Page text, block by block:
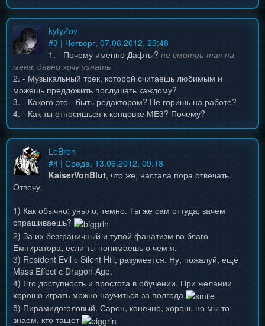
kytyZov
#3 | Четверг, 07.06.2012, 23:48
1. - Почему именно Дафты? не смотри так на
меня, давно хочу узнать
2. - Музыкальный трек, которой считаешь любимым и
можешь предложить послушать каждому?
3. - Какого это - быть редактором? Не горишь на работе?
4. - Как ты относишься к концовке МЕ3? Почему?
LeBron
#4 | Среда, 13.06.2012, 09:18
KaiserVonBlut, что же, настала пора отвечать.
Отвечу.
1) Как обычно: уныло, темно. Ты же сам оттуда, зачем
спрашиваешь?
2) За их безграничный и тупой фанатизм во благо
Емпиратора, если ты понимаешь о чем я.
3) Resident Evil с Silent Hill, разумеется. Ну, пожалуй, ещё
Mass Effect с Dragon Age.
4) Его доступность и простота в обучении. При желании
хорошо играть можно научиться за полгода
5) Пирамидоголовый. Сарен, конечно, хорош, но мы то
знаем, кто тащет